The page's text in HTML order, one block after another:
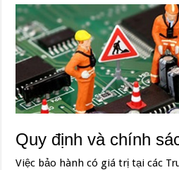
Quy định và chính
Việc bảo hành có giá trị tại các